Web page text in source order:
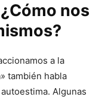
nos
a la
también habla
Algunas